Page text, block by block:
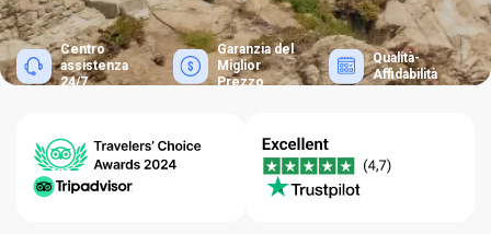
Centro
assistenza
24/7
Garanzia del
Miglior
Prezzo
Qualità-
Affidabilità